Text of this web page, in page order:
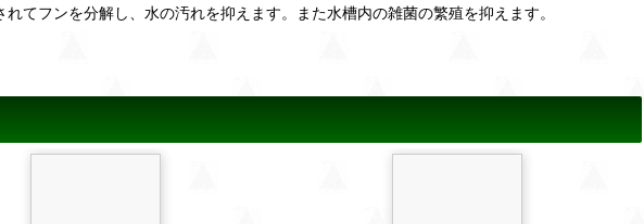
てフンを分解し、水の汚れを抑えます。また水槽内の雑菌の繁殖を抑えます。